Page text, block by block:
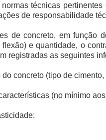
técnicas
de responsabilidade
de concreto, em função
flexão) e quantidade, o
registradas as seguintes
concreto (tipo de
(no mínimo